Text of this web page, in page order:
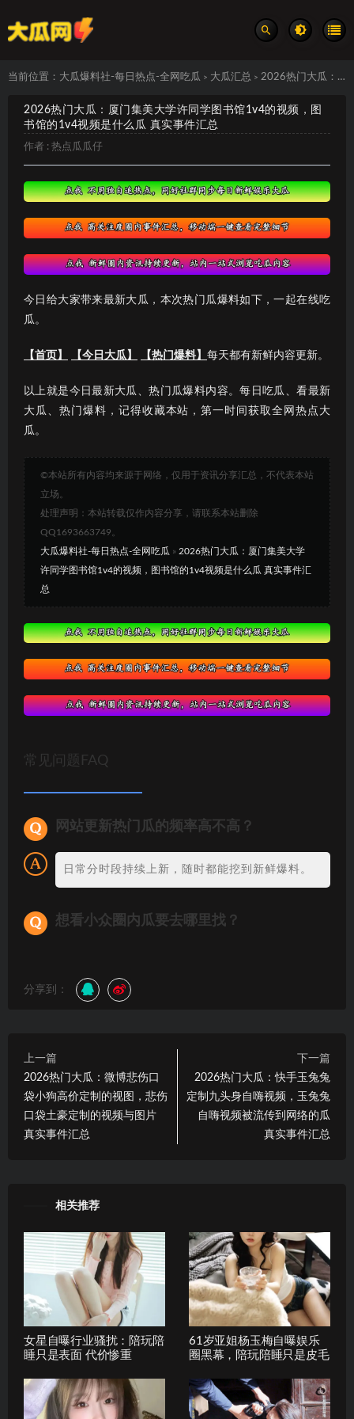
当前位置： 大瓜爆料社-每日热点-全网吃瓜 > 大瓜汇总 > 2026热门大瓜：厦门集美大学许同学图书馆1v4的视频，图书馆的1v4视频是什么瓜 真实事件汇总
2026热门大瓜：厦门集美大学许同学图书馆1v4的视频，图
书馆的1v4视频是什么瓜 真实事件汇总
作者 : 热点瓜瓜仔
今日给大家带来最新大瓜，本次热门瓜爆料如下，一起在线吃
瓜。
【首页】 【今日大瓜】 【热门爆料】 每天都有新鲜内容更新。
以上就是今日最新大瓜、热门瓜爆料内容。每日吃瓜、看最新
大瓜、热门爆料，记得收藏本站，第一时间获取全网热点大
瓜。
©本站所有内容均来源于网络，仅用于资讯分享汇总，不代表本站
立场。
处理声明：本站转载仅作内容分享，请联系本站删除
QQ1693663749。
大瓜爆料社-每日热点-全网吃瓜 » 2026热门大瓜：厦门集美大学
许同学图书馆1v4的视频，图书馆的1v4视频是什么瓜 真实事件汇
总
常见问题FAQ
网站更新热门瓜的频率高不高？
日常分时段持续上新，随时都能挖到新鲜爆料。
想看小众圈内瓜要去哪里找？
分享到：
上一篇
2026热门大瓜：微博悲伤口
袋小狗高价定制的视图，悲伤
口袋土豪定制的视频与图片
真实事件汇总
下一篇
2026热门大瓜：快手玉兔兔
定制九头身自嗨视频，玉兔兔
自嗨视频被流传到网络的瓜
真实事件汇总
相关推荐
女星自曝行业骚扰：陪玩陪
睡只是表面 代价惨重
61岁亚姐杨玉梅自曝娱乐
圈黑幕，陪玩陪睡只是皮毛